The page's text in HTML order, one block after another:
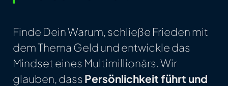
Finde Dein Warum, schließe Frieden mit
dem Thema Geld und entwickle das
Mindset eines Multimillionärs. Wir
glauben, dassPersönlichkeit führt und